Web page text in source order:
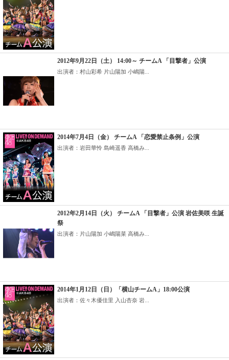
2012年9月22日（土） 14:00～ チームA 「目撃者」公演
出演者：村山彩希 片山陽加 小嶋陽...
2014年7月4日（金） チームA 「恋愛禁止条例」公演
出演者：岩田華怜 島崎遥香 高橋み...
2012年2月14日（火） チームA 「目撃者」公演 岩佐美咲 生誕
祭
出演者：片山陽加 小嶋陽菜 高橋み...
2014年1月12日（日）「横山チームA」18:00公演
出演者：佐々木優佳里 入山杏奈 岩...